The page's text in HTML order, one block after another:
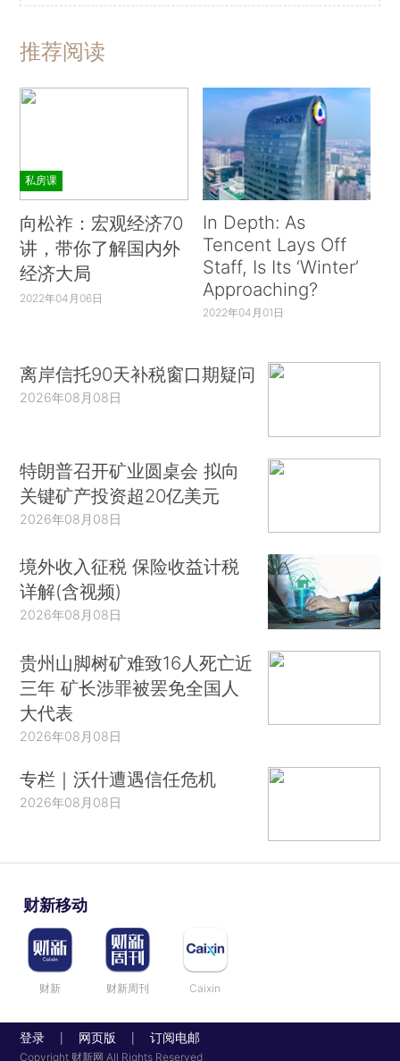
推荐阅读
私房课
向松祚：宏观经济70
讲，带你了解国内外
经济大局
2022年04月06日
In Depth: As
Tencent Lays Off
Staff, Is Its ‘Winter’
Approaching?
2022年04月01日
离岸信托90天补税窗口期疑问
2026年08月08日
特朗普召开矿业圆桌会 拟向
关键矿产投资超20亿美元
2026年08月08日
境外收入征税 保险收益计税
详解(含视频)
2026年08月08日
贵州山脚树矿难致16人死亡近
三年 矿长涉罪被罢免全国人
大代表
2026年08月08日
专栏｜沃什遭遇信任危机
2026年08月08日
财新移动
财新 财新周刊 Caixin
登录 网页版 订阅电邮
Copyright 财新网 All Rights Reserved